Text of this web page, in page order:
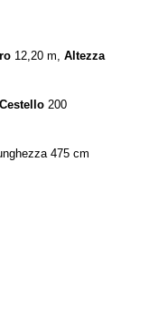
12,20 m, Altezza
200
475 cm